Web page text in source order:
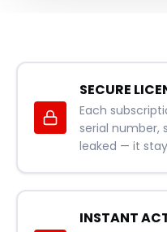
SECURE
Each
serial number,
leaked — it
INSTANT